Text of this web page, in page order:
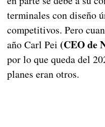
terminales con diseño
competitivos. Pero
año Carl Pei (CEO de
por lo que queda del
planes eran otros.